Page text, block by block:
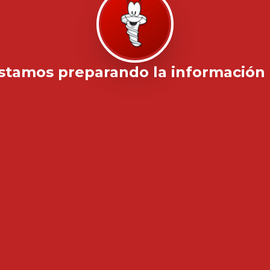
preparando la información